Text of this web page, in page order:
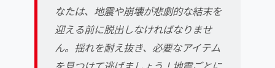
なたは、地震や崩壊が悲劇的な結末を
迎える前に脱出しなければなりませ
ん。揺れを耐え抜き、必要なアイテム